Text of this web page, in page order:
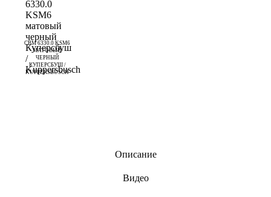
CBM 6330.0 KSM6
МАТОВЫЙ
ЧЕРНЫЙ
КУПЕРСБУШ /
KUPPERSBUSCH
Описание
Видео